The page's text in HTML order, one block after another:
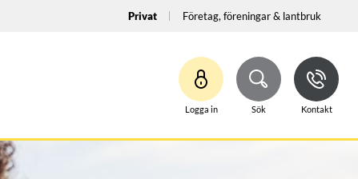
Privat Företag, föreningar & lantbruk
Logga in Sök Kontakt